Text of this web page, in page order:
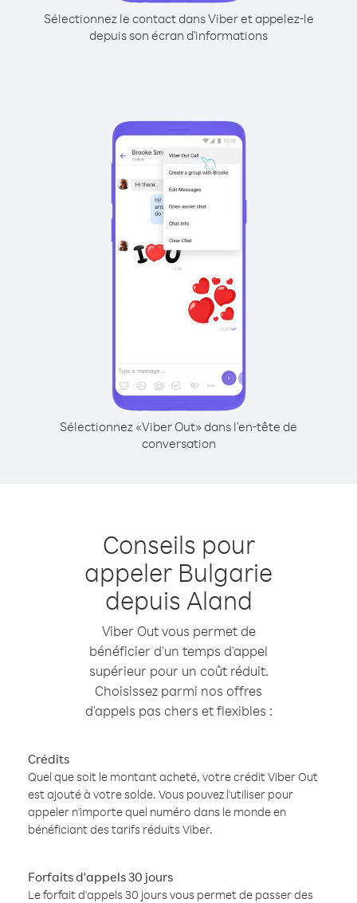
Sélectionnez le contact dans Viber et appelez-le
depuis son écran d'informations
Sélectionnez «Viber Out» dans l'en-tête de
conversation
Conseils pour
appeler Bulgarie
depuis Aland
Viber Out vous permet de
bénéficier d'un temps d'appel
supérieur pour un coût réduit.
Choisissez parmi nos offres
d'appels pas chers et flexibles :
Crédits
Quel que soit le montant acheté, votre crédit Viber Out
est ajouté à votre solde. Vous pouvez l'utiliser pour
appeler n'importe quel numéro dans le monde en
bénéficiant des tarifs réduits Viber.
Forfaits d'appels 30 jours
Le forfait d'appels 30 jours vous permet de passer des